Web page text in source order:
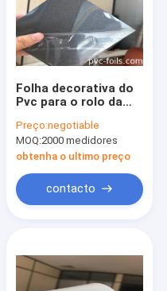
Folha decorativa do
Pvc para o rolo da
pele da porta de
armários
Preço:negotiable
MOQ:2000 medidores
obtenha o ultimo preço
contacto